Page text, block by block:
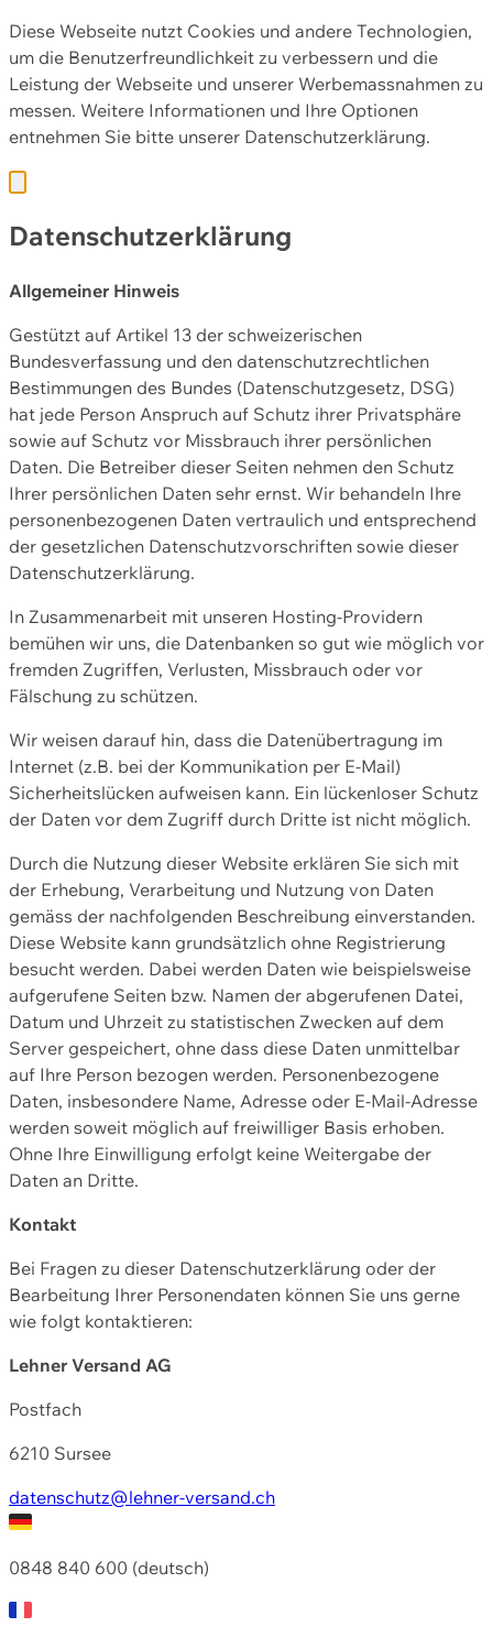
Diese Webseite nutzt Cookies und andere Technologien,
um die Benutzerfreundlichkeit zu verbessern und die
Leistung der Webseite und unserer Werbemassnahmen zu
messen. Weitere Informationen und Ihre Optionen
entnehmen Sie bitte unserer Datenschutzerklärung.
Datenschutzerklärung
Allgemeiner Hinweis
Gestützt auf Artikel 13 der schweizerischen
Bundesverfassung und den datenschutzrechtlichen
Bestimmungen des Bundes (Datenschutzgesetz, DSG)
hat jede Person Anspruch auf Schutz ihrer Privatsphäre
sowie auf Schutz vor Missbrauch ihrer persönlichen
Daten. Die Betreiber dieser Seiten nehmen den Schutz
Ihrer persönlichen Daten sehr ernst. Wir behandeln Ihre
personenbezogenen Daten vertraulich und entsprechend
der gesetzlichen Datenschutzvorschriften sowie dieser
Datenschutzerklärung.
In Zusammenarbeit mit unseren Hosting-Providern
bemühen wir uns, die Datenbanken so gut wie möglich vor
fremden Zugriffen, Verlusten, Missbrauch oder vor
Fälschung zu schützen.
Wir weisen darauf hin, dass die Datenübertragung im
Internet (z.B. bei der Kommunikation per E-Mail)
Sicherheitslücken aufweisen kann. Ein lückenloser Schutz
der Daten vor dem Zugriff durch Dritte ist nicht möglich.
Durch die Nutzung dieser Website erklären Sie sich mit
der Erhebung, Verarbeitung und Nutzung von Daten
gemäss der nachfolgenden Beschreibung einverstanden.
Diese Website kann grundsätzlich ohne Registrierung
besucht werden. Dabei werden Daten wie beispielsweise
aufgerufene Seiten bzw. Namen der abgerufenen Datei,
Datum und Uhrzeit zu statistischen Zwecken auf dem
Server gespeichert, ohne dass diese Daten unmittelbar
auf Ihre Person bezogen werden. Personenbezogene
Daten, insbesondere Name, Adresse oder E-Mail-Adresse
werden soweit möglich auf freiwilliger Basis erhoben.
Ohne Ihre Einwilligung erfolgt keine Weitergabe der
Daten an Dritte.
Kontakt
Bei Fragen zu dieser Datenschutzerklärung oder der
Bearbeitung Ihrer Personendaten können Sie uns gerne
wie folgt kontaktieren:
Lehner Versand AG
Postfach
6210 Sursee
datenschutz@lehner-versand.ch
0848 840 600 (deutsch)